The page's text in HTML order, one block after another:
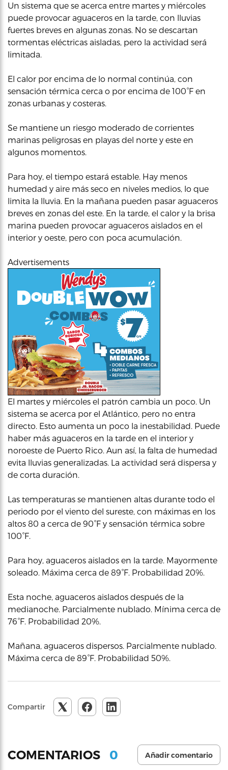
Un sistema que se acerca entre martes y miércoles
puede provocar aguaceros en la tarde, con lluvias
fuertes breves en algunas zonas. No se descartan
tormentas eléctricas aisladas, pero la actividad será
limitada.
El calor por encima de lo normal continúa, con
sensación térmica cerca o por encima de 100°F en
zonas urbanas y costeras.
Se mantiene un riesgo moderado de corrientes
marinas peligrosas en playas del norte y este en
algunos momentos.
Para hoy, el tiempo estará estable. Hay menos
humedad y aire más seco en niveles medios, lo que
limita la lluvia. En la mañana pueden pasar aguaceros
breves en zonas del este. En la tarde, el calor y la brisa
marina pueden provocar aguaceros aislados en el
interior y oeste, pero con poca acumulación.
Advertisements
El martes y miércoles el patrón cambia un poco. Un
sistema se acerca por el Atlántico, pero no entra
directo. Esto aumenta un poco la inestabilidad. Puede
haber más aguaceros en la tarde en el interior y
noroeste de Puerto Rico. Aun así, la falta de humedad
evita lluvias generalizadas. La actividad será dispersa y
de corta duración.
Las temperaturas se mantienen altas durante todo el
periodo por el viento del sureste, con máximas en los
altos 80 a cerca de 90°F y sensación térmica sobre
100°F.
Para hoy, aguaceros aislados en la tarde. Mayormente
soleado. Máxima cerca de 89°F. Probabilidad 20%.
Esta noche, aguaceros aislados después de la
medianoche. Parcialmente nublado. Mínima cerca de
76°F. Probabilidad 20%.
Mañana, aguaceros dispersos. Parcialmente nublado.
Máxima cerca de 89°F. Probabilidad 50%.
Compartir
COMENTARIOS 0 Añadir comentario